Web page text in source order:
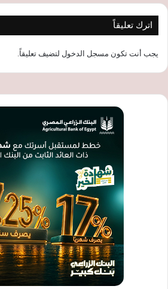
اترك تعليقاً
يجب أنت تكون مسجل الدخول لتضيف تعليقاً.